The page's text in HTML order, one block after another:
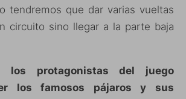
tendremos que dar varias vueltas
circuito sino llegar a la parte baja
los protagonistas del juego
los famosos pájaros y sus